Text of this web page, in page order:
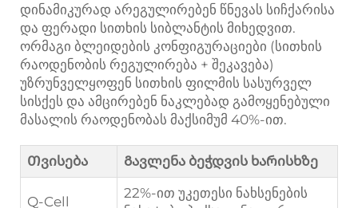
დინამიკურად არეგულირებენ წნევას სიჩქარისა
და ფერადი სითხის სიბლანტის მიხედვით.
ორმაგი ბლეიდების კონფიგურაციები (სითხის
რაოდენობის რეგულირება + შეკავება)
უზრუნველყოფენ სითხის ფილმის სასურველ
სისქეს და ამცირებენ ნაკლებად გამოყენებული
მასალის რაოდენობას მაქსიმუმ 40%-ით.
Თვისება Გავლენა ბეჭდვის ხარისხზე
Q-Cell
22%-ით უკეთესი ნახსენების